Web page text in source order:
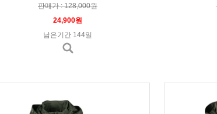
판매가 : 128,000원
24,900원
남은기간 144일